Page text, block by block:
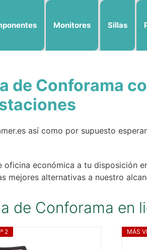
Monitores Sillas
de Conforama
así como por supuesto
económica a tu disposición
mejores alternativas a nuestro
de Conforama en
2 MÁS